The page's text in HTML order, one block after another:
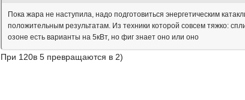
Пока жара не наступила, надо подготовиться энергетическим
положительным результатам. Из техники которой совсем тяжко:
озоне есть варианты на 5кВт, но фиг знает оно или оно
При 120в 5 превращаются в 2)